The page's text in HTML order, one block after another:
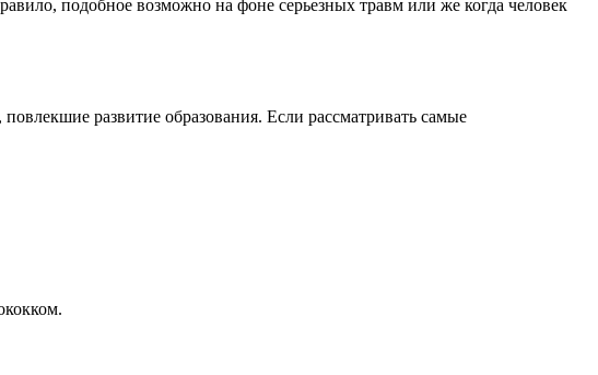
подобное возможно на фоне серьезных травм или же когда человек
развитие образования. Если рассматривать самые